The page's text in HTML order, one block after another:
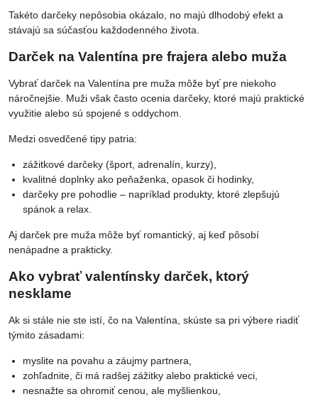
Takéto darčeky nepôsobia okázalo, no majú dlhodobý efekt a
stávajú sa súčasťou každodenného života.
Darček na Valentína pre frajera alebo muža
Vybrať darček na Valentína pre muža môže byť pre niekoho
náročnejšie. Muži však často ocenia darčeky, ktoré majú praktické
využitie alebo sú spojené s oddychom.
Medzi osvedčené tipy patria:
zážitkové darčeky (šport, adrenalín, kurzy),
kvalitné doplnky ako peňaženka, opasok či hodinky,
darčeky pre pohodlie – napríklad produkty, ktoré zlepšujú
spánok a relax.
Aj darček pre muža môže byť romantický, aj keď pôsobí
nenápadne a prakticky.
Ako vybrať valentínsky darček, ktorý
nesklame
Ak si stále nie ste istí, čo na Valentína, skúste sa pri výbere riadiť
týmito zásadami:
myslite na povahu a záujmy partnera,
zohľadnite, či má radšej zážitky alebo praktické veci,
nesnažte sa ohromiť cenou, ale myšlienkou,